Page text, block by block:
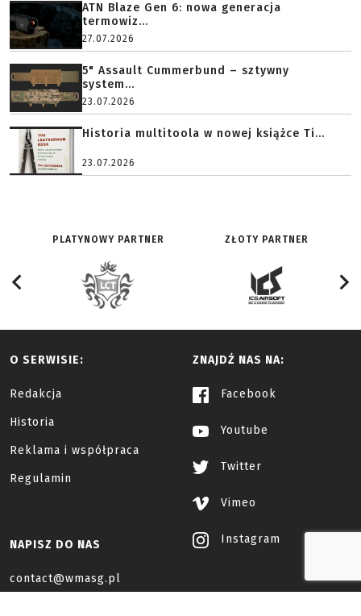
ATN Blaze Gen 6: nowa generacja
termowiz...
27.07.2026
5" Assault Cummerbund – sztywny
system...
23.07.2026
Historia multitoola w nowej książce Ti...
23.07.2026
PLATYNOWY PARTNER ZŁOTY PARTNER
O SERWISIE:
Redakcja
Historia
Reklama i współpraca
Regulamin
ZNAJDŹ NAS NA:
Facebook
Youtube
Twitter
Vimeo
Instagram
NAPISZ DO NAS
contact@wmasg.pl